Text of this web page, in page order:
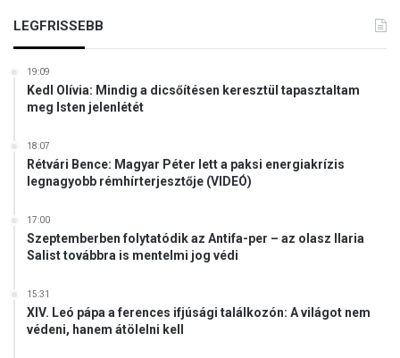
LEGFRISSEBB
19:09
Kedl Olívia: Mindig a dicsőítésen keresztül tapasztaltam
meg Isten jelenlétét
18:07
Rétvári Bence: Magyar Péter lett a paksi energiakrízis
legnagyobb rémhírterjesztője (VIDEÓ)
17:00
Szeptemberben folytatódik az Antifa-per – az olasz Ilaria
Salist továbbra is mentelmi jog védi
15:31
XIV. Leó pápa a ferences ifjúsági találkozón: A világot nem
védeni, hanem átölelni kell